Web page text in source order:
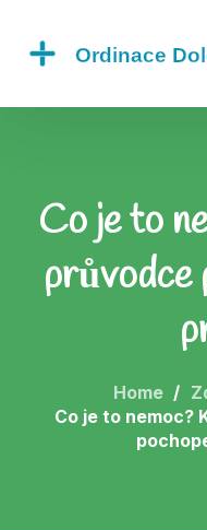
Co je to
průvodce
Home
Co je to nemoc?